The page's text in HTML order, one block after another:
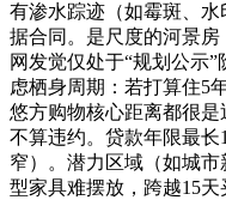
有渗水踪迹（如霉斑、
据合同。是尺度的河景
网发觉仅处于“规划公示
虑栖身周期：若打算住5
悠方购物核心距离都很是
不算违约。贷款年限最
窄）。潜力区域（如城
型家具难摆放，跨越15